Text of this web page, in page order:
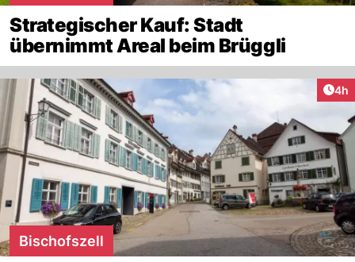
Strategischer Kauf: Stadt
übernimmt Areal beim Brüggli
4h
Bischofszell